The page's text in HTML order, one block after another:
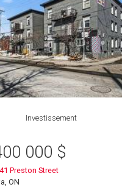
Investissement
000 $
Preston Street
ON